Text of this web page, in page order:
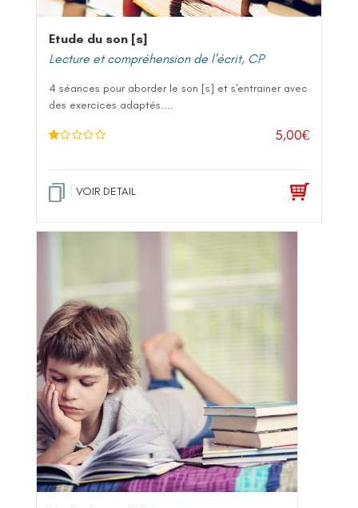
Etude du son [s]
Lecture et compréhension de l'écrit, CP
4 séances pour aborder le son [s] et s'entrainer avec
des exercices adaptés....
.0
5,00€
VOIR DETAIL